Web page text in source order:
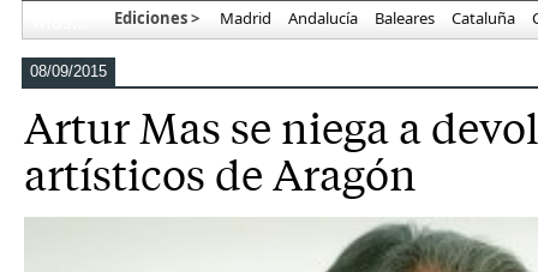
Ediciones > Madrid Andalucía Baleares Cataluña
08/09/2015
Artur Mas se niega a
artísticos de Aragón